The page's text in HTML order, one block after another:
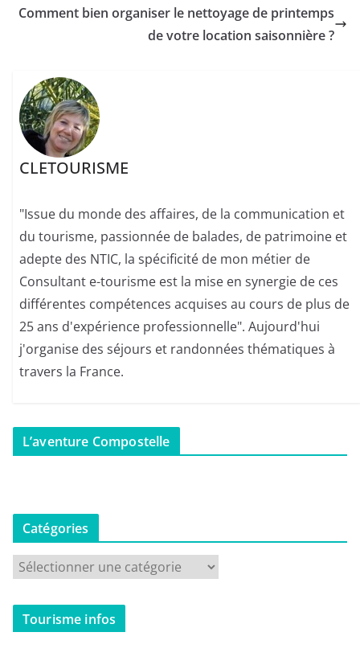
Comment bien organiser le nettoyage de printemps
de votre location saisonnière ?
CLETOURISME
"Issue du monde des affaires, de la communication et
du tourisme, passionnée de balades, de patrimoine et
adepte des NTIC, la spécificité de mon métier de
Consultant e-tourisme est la mise en synergie de ces
différentes compétences acquises au cours de plus de
25 ans d'expérience professionnelle". Aujourd'hui
j'organise des séjours et randonnées thématiques à
travers la France.
L’aventure Compostelle
Catégories
a
t
Tourisme infos